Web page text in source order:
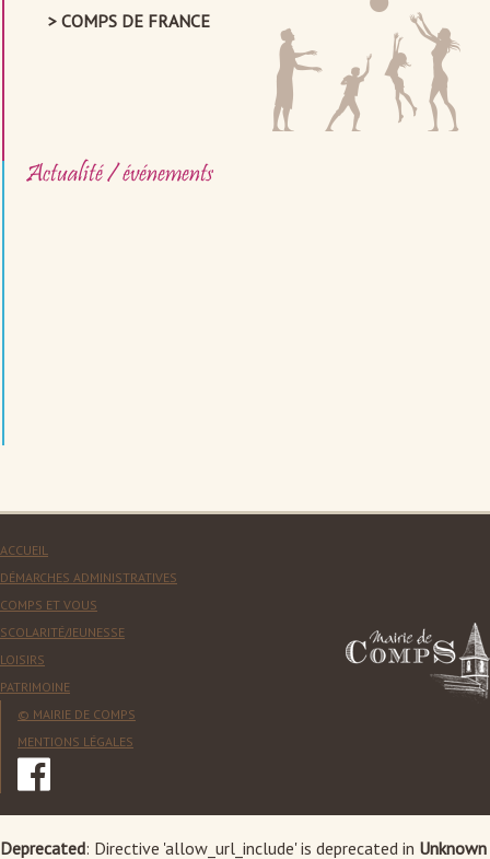
COMPS DE FRANCE
Actualité / événements
ACCUEIL
DÉMARCHES ADMINISTRATIVES
COMPS ET VOUS
SCOLARITÉ/JEUNESSE
LOISIRS
PATRIMOINE
© MAIRIE DE COMPS
MENTIONS LÉGALES
Deprecated: Directive 'allow_url_include' is deprecated in Unknown